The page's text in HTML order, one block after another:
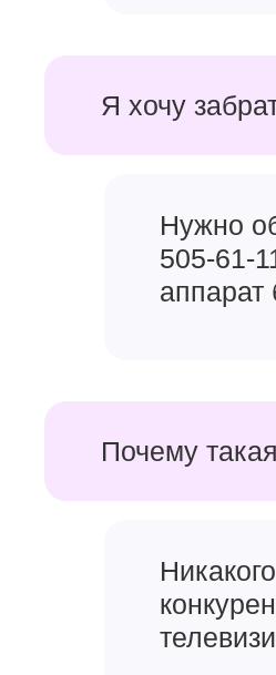
Я хочу
Нужно
505-61-
аппарат
Почему